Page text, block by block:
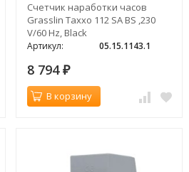
Счетчик наработки часов
Grasslin Taxxo 112 SA BS ,230
V/60 Hz, Black
Артикул: 05.15.1143.1
8 794 ₽
В корзину